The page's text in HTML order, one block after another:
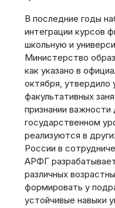
В последние годы
интеграции курсов
школьную и
Министерство
как указано в
октября‚
факультативных
признании
государственном
реализуются в
России в
АРФГ
различных
формировать у
устойчивые навыки